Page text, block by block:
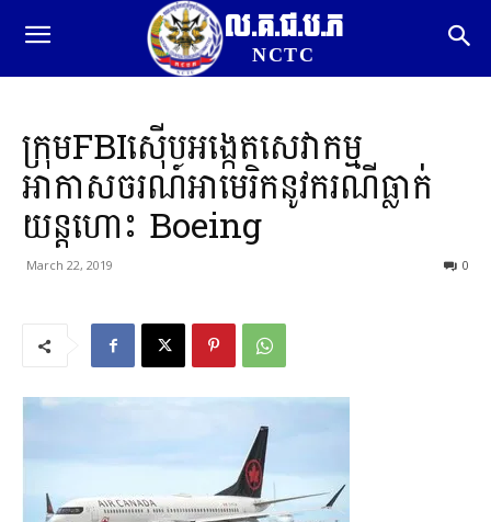
ល.គ.ជ.ប.ភ
NCTC
ក្រុមFBIស៊ើបអង្កេតសេវាកម្ម
អាកាសចរណ៍អាមេរិកនូវករណីធ្លាក់
យន្តហោះ Boeing
March 22, 2019 0